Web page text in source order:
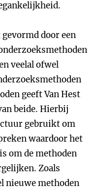
door een
veelal ofwel
geeft Van Hest
beide. Hierbij
gebruikt om
waardoor het
om de methoden
Zoals
nieuwe methoden